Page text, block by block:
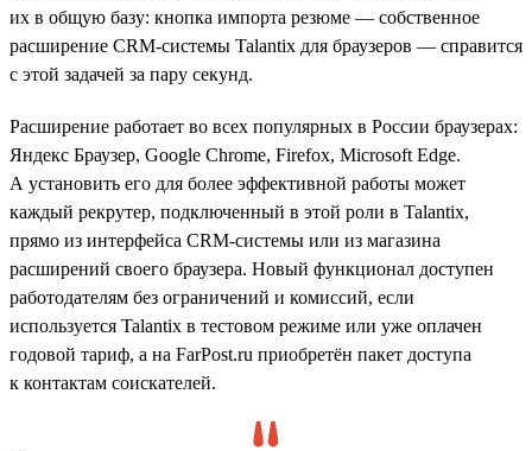
их в общую базу: кнопка импорта резюме — собственное
расширение CRM-системы Talantix для браузеров — справится
с этой задачей за пару секунд.
Расширение работает во всех популярных в России браузерах:
Яндекс Браузер, Google Chrome, Firefox, Microsoft Edge.
А установить его для более эффективной работы может
каждый рекрутер, подключенный в этой роли в Talantix,
прямо из интерфейса CRM-системы или из магазина
расширений своего браузера. Новый функционал доступен
работодателям без ограничений и комиссий, если
используется Talantix в тестовом режиме или уже оплачен
годовой тариф, а на FarPost.ru приобретён пакет доступа
к контактам соискателей.